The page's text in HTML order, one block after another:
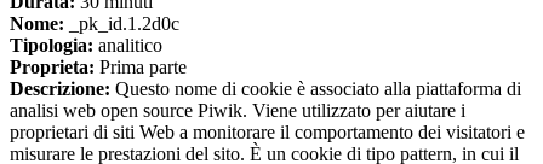
Nome: _pk_id.1.2d0c
Tipologia: analitico
Proprieta: Prima parte
Descrizione: Questo nome di cookie è associato alla piattaforma di
analisi web open source Piwik. Viene utilizzato per aiutare i
proprietari di siti Web a monitorare il comportamento dei visitatori e
misurare le prestazioni del sito. È un cookie di tipo pattern, in cui il